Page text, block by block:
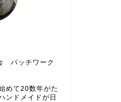
パッチワーク
めて20数年がた
ンドメイドが日